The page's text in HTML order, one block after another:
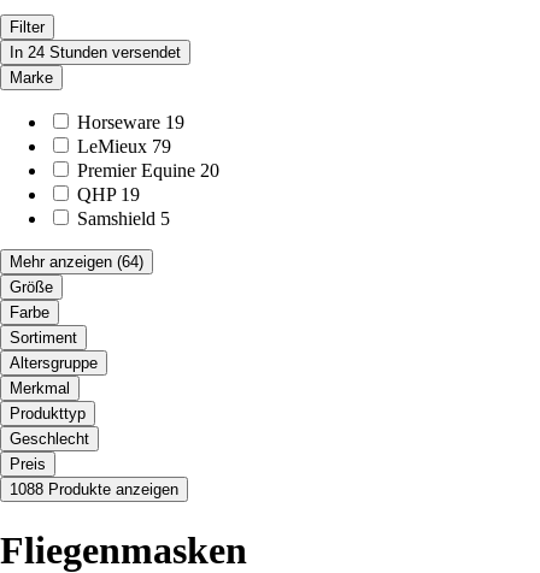
Filter
In 24 Stunden versendet
Marke
Horseware 19
LeMieux 79
Premier Equine 20
QHP 19
Samshield 5
Mehr anzeigen (64)
Größe
Farbe
Sortiment
Altersgruppe
Merkmal
Produkttyp
Geschlecht
Preis
1088 Produkte anzeigen
Fliegenmasken